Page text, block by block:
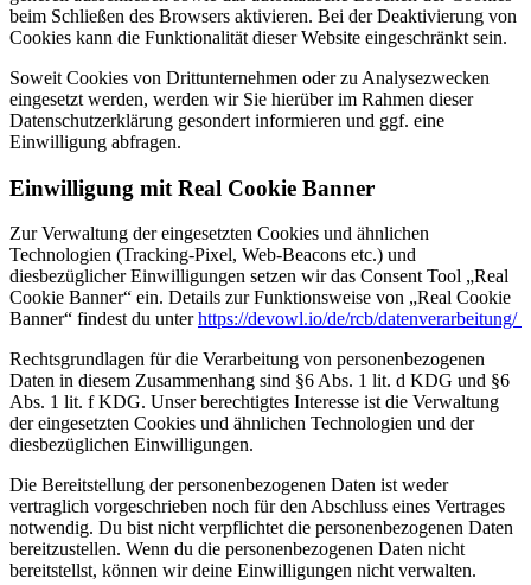
beim Schließen des Browsers aktivieren. Bei der Deaktivierung von
Cookies kann die Funktionalität dieser Website eingeschränkt sein.
Soweit Cookies von Drittunternehmen oder zu Analysezwecken
eingesetzt werden, werden wir Sie hierüber im Rahmen dieser
Datenschutzerklärung gesondert informieren und ggf. eine
Einwilligung abfragen.
Einwilligung mit Real Cookie Banner
Zur Verwaltung der eingesetzten Cookies und ähnlichen
Technologien (Tracking-Pixel, Web-Beacons etc.) und
diesbezüglicher Einwilligungen setzen wir das Consent Tool „Real
Cookie Banner“ ein. Details zur Funktionsweise von „Real Cookie
Banner“ findest du unterhttps://devowl.io/de/rcb/datenverarbeitung/
Rechtsgrundlagen für die Verarbeitung von personenbezogenen
Daten in diesem Zusammenhang sind §6 Abs. 1 lit. d KDG und §6
Abs. 1 lit. f KDG. Unser berechtigtes Interesse ist die Verwaltung
der eingesetzten Cookies und ähnlichen Technologien und der
diesbezüglichen Einwilligungen.
Die Bereitstellung der personenbezogenen Daten ist weder
vertraglich vorgeschrieben noch für den Abschluss eines Vertrages
notwendig. Du bist nicht verpflichtet die personenbezogenen Daten
bereitzustellen. Wenn du die personenbezogenen Daten nicht
bereitstellst, können wir deine Einwilligungen nicht verwalten.